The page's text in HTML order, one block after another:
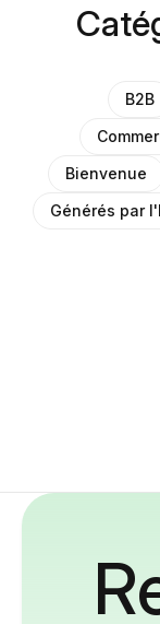
B2B
Bienvenue
Générés par